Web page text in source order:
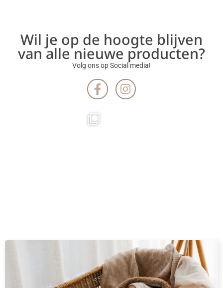
Wil je op de hoogte blijven
van alle nieuwe producten?
Volg ons op Social media!